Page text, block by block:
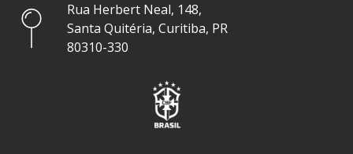
Rua Herbert Neal, 148,
Santa Quitéria, Curitiba, PR
80310-330